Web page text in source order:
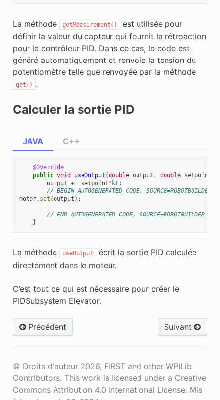
La méthode getMeasurement()
est utilisée pour
définir la valeur du capteur qui fournit la rétroaction
pour le contrôleur PID. Dans ce cas, le code est
généré automatiquement et renvoie la tension du
potentiomètre telle que renvoyée par la méthode
get() .
Calculer la sortie PID
JAVA
@Override
public void useOutput (double output , double setpoint
output += setpoint* kF;
// BEGIN AUTOGENERATED CODE, SOURCE=ROBOTBUILDER
motor. set (output );
// END AUTOGENERATED CODE, SOURCE=ROBOTBUILDER
}
C++
La méthode useOutput
écrit la sortie PID calculée
directement dans le moteur.
C’est tout ce qui est nécessaire pour créer le
PIDSubsystem Elevator.
Précédent Suivant
© Droits d'auteur 2026, FIRST and other WPILib
Contributors. This work is licensed under a Creative
Commons Attribution 4.0 International License. Mis